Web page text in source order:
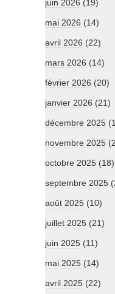
juin 2026 (19)
mai 2026 (14)
avril 2026 (22)
mars 2026 (14)
février 2026 (20)
janvier 2026 (21)
décembre 2025
novembre 2025
octobre 2025 (18)
septembre 2025
août 2025 (10)
juillet 2025 (21)
juin 2025 (11)
mai 2025 (14)
avril 2025 (22)